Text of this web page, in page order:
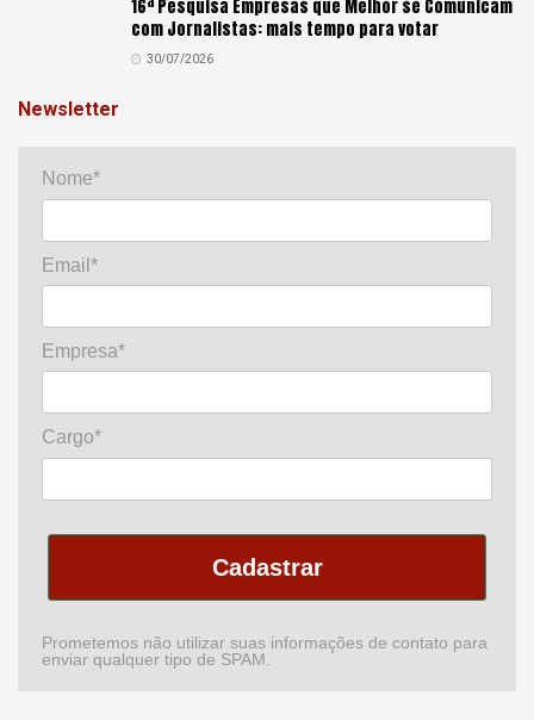
16ª Pesquisa Empresas que Melhor se Comunicam
com Jornalistas: mais tempo para votar
30/07/2026
Newsletter
Nome*
Email*
Empresa*
Cargo*
Cadastrar
Prometemos não utilizar suas informações de contato para
enviar qualquer tipo de SPAM.